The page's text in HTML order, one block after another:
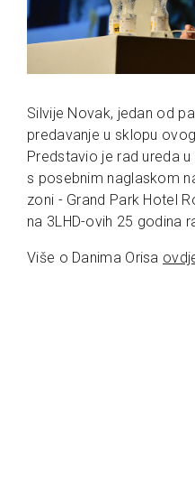
Silvije Novak, jedan od
predavanje u sklopu
Predstavio je rad ureda u
s posebnim naglaskom
zoni - Grand Park Hotel
na 3LHD-ovih 25 godina
Više o Danima Orisa